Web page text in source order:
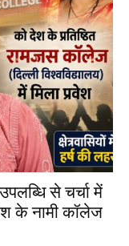
से चर्चा में
के नामी कॉलेज